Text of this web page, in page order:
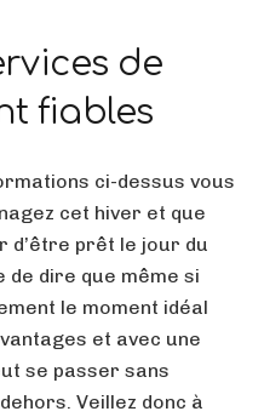
de
fiables
ci-dessus vous
cet hiver et que
d’être prêt le jour du
de dire que même si
le moment idéal
et avec une
se passer sans
Veillez donc à